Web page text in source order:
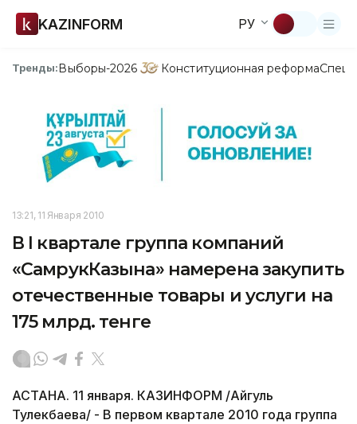
KAZINFORM РУ
Тренды:Выборы-2026 Конституционная реформа
13:21, 11 Января 2010
В I квартале группа компаний
«СамрукКазына» намерена закупить
отечественные товары и услуги на
175 млрд. тенге
АСТАНА. 11 января. КАЗИНФОРМ /Айгуль
Тулекбаева/ - В первом квартале 2010 года группа